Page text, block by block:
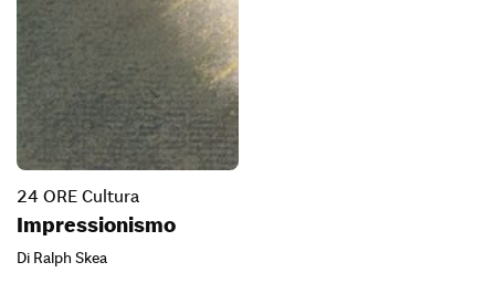
24 ORE Cultura
Impressionismo
Di Ralph Skea